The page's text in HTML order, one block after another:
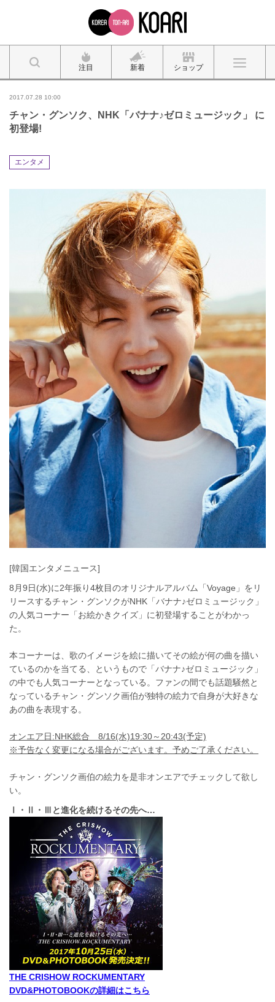
注目 新着 ショップ
2017.07.28 10:00
チャン・グンソク、NHK「バナナ♪ゼロミュージック」 に
初登場!
エンタメ
[韓国エンタメニュース]
8月9日(水)に2年振り4枚目のオリジナルアルバム「Voyage」をリ
リースするチャン・グンソクがNHK「バナナ♪ゼロミュージック」
の人気コーナー「お絵かきクイズ」に初登場することがわかっ
た。
本コーナーは、歌のイメージを絵に描いてその絵が何の曲を描い
ているのかを当てる、というもので「バナナ♪ゼロミュージック」
の中でも人気コーナーとなっている。ファンの間でも話題騒然と
なっているチャン・グンソク画伯が独特の絵力で自身が大好きな
あの曲を表現する。
オンエア日:NHK総合 8/16(水)19:30～20:43(予定)
※予告なく変更になる場合がございます。予めご了承ください。
チャン・グンソク画伯の絵力を是非オンエアでチェックして欲し
い。
Ⅰ・Ⅱ・Ⅲと進化を続けるその先へ…
THE CRISHOW ROCKUMENTARY
DVD&PHOTOBOOKの詳細はこちら